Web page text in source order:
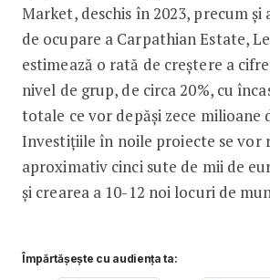
Market, deschis în 2023, precum
de ocupare a Carpathian Estate,
estimează o rată de creștere a
nivel de grup, de circa 20%, cu
totale ce vor depăși zece milioane
Investițiile în noile proiecte se vor
aproximativ cinci sute de mii de
și crearea a 10-12 noi locuri de
Împărtășește cu audiența ta: